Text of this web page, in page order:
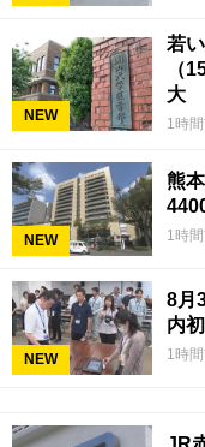
NEW
若
（
大
1時
NEW
熊
1時
NEW
8月
内
1時